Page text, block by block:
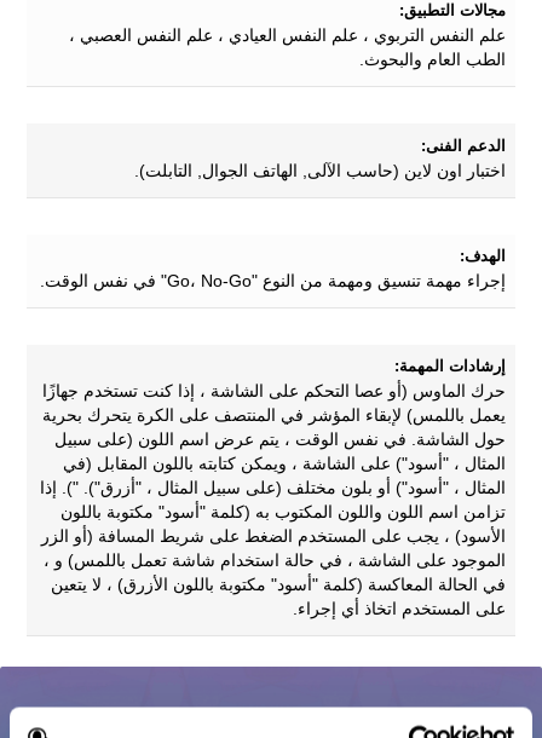
مجالات التطبيق:
علم النفس التربوي ، علم النفس العيادي ، علم النفس العصبي ،
الطب العام والبحوث.
الدعم الفنى:
اختبار اون لاين (حاسب الآلى, الهاتف الجوال, التابلت).
الهدف:
إجراء مهمة تنسيق ومهمة من النوع "Go، No-Go" في نفس الوقت.
إرشادات المهمة:
حرك الماوس (أو عصا التحكم على الشاشة ، إذا كنت تستخدم جهازًا
يعمل باللمس) لإبقاء المؤشر في المنتصف على الكرة يتحرك بحرية
حول الشاشة. في نفس الوقت ، يتم عرض اسم اللون (على سبيل
المثال ، "أسود") على الشاشة ، ويمكن كتابته باللون المقابل (في
المثال ، "أسود") أو بلون مختلف (على سبيل المثال ، "أزرق"). "). إذا
تزامن اسم اللون واللون المكتوب به (كلمة "أسود" مكتوبة باللون
الأسود) ، يجب على المستخدم الضغط على شريط المسافة (أو الزر
الموجود على الشاشة ، في حالة استخدام شاشة تعمل باللمس) و ،
في الحالة المعاكسة (كلمة "أسود" مكتوبة باللون الأزرق) ، لا يتعين
على المستخدم اتخاذ أي إجراء.